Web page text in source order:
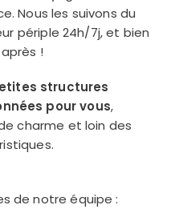
Nous les suivons du
périple 24h/7j, et bien
!
structures
pour vous,
charme et loin des
de notre équipe :